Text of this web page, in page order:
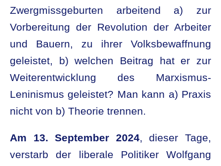
Zwergmissgeburten arbeitend a) zur
Vorbereitung der Revolution der Arbeiter
und Bauern, zu ihrer Volksbewaffnung
geleistet, b) welchen Beitrag hat er zur
Weiterentwicklung des Marxismus-
Leninismus geleistet? Man kann a) Praxis
nicht von b) Theorie trennen.
Am 13. September 2024, dieser Tage,
verstarb der liberale Politiker Wolfgang